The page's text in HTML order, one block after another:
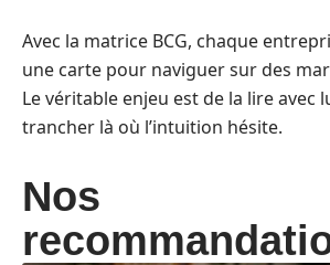
Avec la matrice BCG, chaque
une carte pour naviguer sur des
Le véritable enjeu est de la lire avec
trancher là où l’intuition hésite.
Nos